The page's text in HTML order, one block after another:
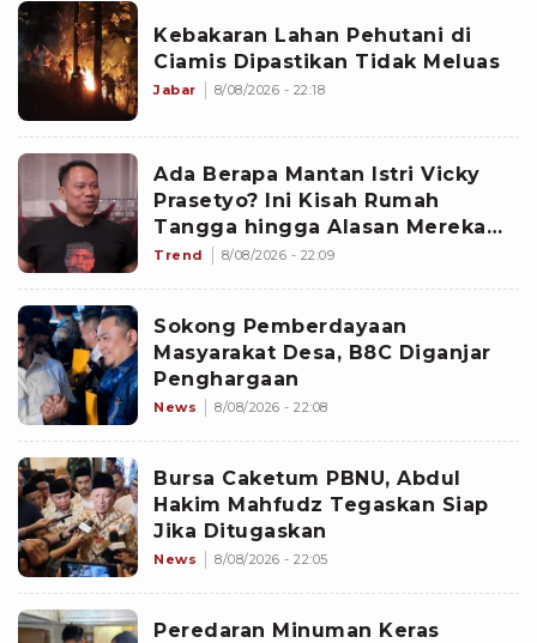
Kebakaran Lahan Pehutani di
Ciamis Dipastikan Tidak Meluas
Jabar 8/08/2026 - 22:18
Ada Berapa Mantan Istri Vicky
Prasetyo? Ini Kisah Rumah
Tangga hingga Alasan Mereka
Berpisah
Trend 8/08/2026 - 22:09
Sokong Pemberdayaan
Masyarakat Desa, B8C Diganjar
Penghargaan
News 8/08/2026 - 22:08
Bursa Caketum PBNU, Abdul
Hakim Mahfudz Tegaskan Siap
Jika Ditugaskan
News 8/08/2026 - 22:05
Peredaran Minuman Keras